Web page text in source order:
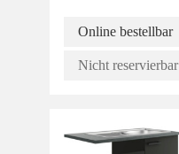
Online bestellbar
Nicht reservierbar